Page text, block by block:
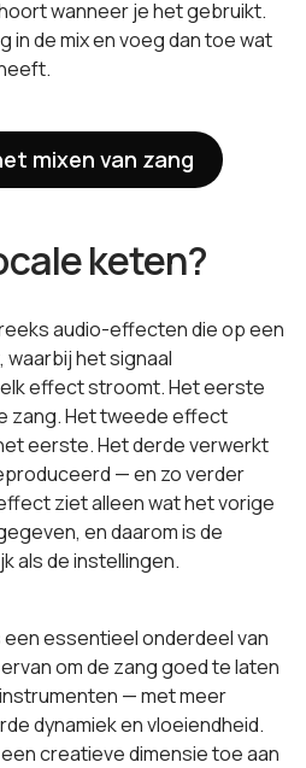
wanneer je het gebruikt.
in de mix en voeg dan toe wat
mixen van zang
keten?
audio-effecten die op een
het signaal
effect stroomt. Het eerste
zang. Het tweede effect
eerste. Het derde verwerkt
— en zo verder
ziet alleen wat het vorige
en daarom is de
als de instellingen.
een essentieel onderdeel van
om de zang goed te laten
— met meer
dynamiek en vloeiendheid.
creatieve dimensie toe aan